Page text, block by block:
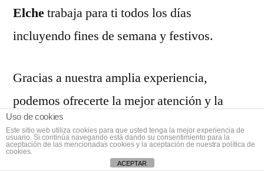
Elchetrabaja para ti todos los días
incluyendo fines de semana y festivos.
Gracias a nuestra amplia experiencia,
podemos ofrecerte la mejor atención y la
mejor calidad en servicios y sistemas de
seguridad. Si se relaciona con cajas fuertes,
Uso de cookies
Este sitio web utiliza cookies para que usted tenga la mejor experiencia de
usuario. Si continúa navegando está dando su consentimiento para la
aceptación de las mencionadas cookies y la aceptación de nuestra política de
cookies.
ACEPTAR